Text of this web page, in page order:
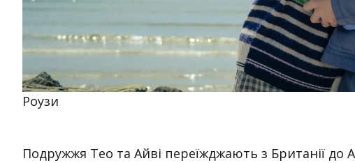
Роузи
Подружжя Тео та Айві переїжджають з Британії до